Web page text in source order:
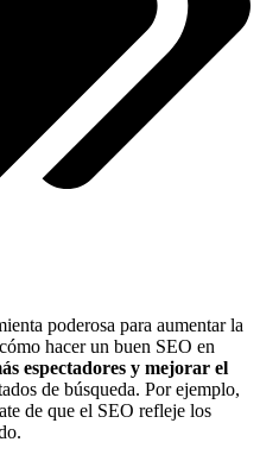
poderosa para aumentar la
hacer un buen SEO en
espectadores y mejorar el
de búsqueda. Por ejemplo,
de que el SEO refleje los